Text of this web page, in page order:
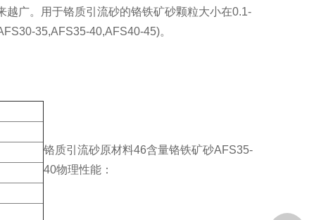
广。用于铬质引流砂的铬铁矿砂颗粒大小在0.1-
35,AFS35-40,AFS40-45)。
铬质引流砂原材料46含量铬铁矿砂AFS35-
40物理性能：